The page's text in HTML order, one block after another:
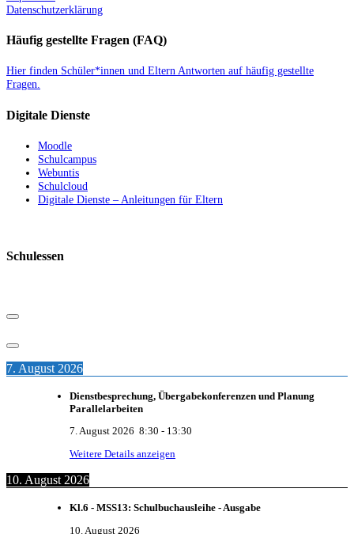
Datenschutzerklärung
Häufig gestellte Fragen (FAQ)
Hier finden Schüler*innen und Eltern Antworten auf häufig gestellte
Fragen.
Digitale Dienste
Moodle
Schulcampus
Webuntis
Schulcloud
Digitale Dienste – Anleitungen für Eltern
Schulessen
7. August 2026
Dienstbesprechung, Übergabekonferenzen und Planung
Parallelarbeiten
7. August 2026 8:30 - 13:30
Weitere Details anzeigen
10. August 2026
Kl.6 - MSS13: Schulbuchausleihe - Ausgabe
10. August 2026